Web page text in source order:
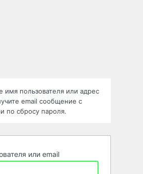
имя пользователя или адрес
email сообщение с
по сбросу пароля.
или email